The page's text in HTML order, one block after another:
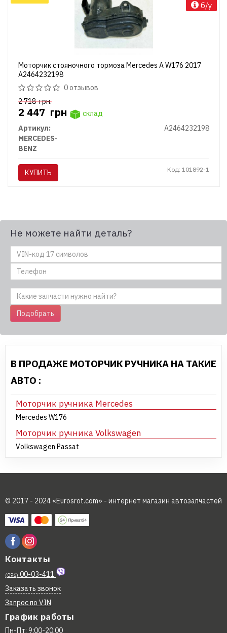
Моторчик стояночного тормоза Mercedes A W176 2017
A2464232198
0 отзывов
2 718грн.
2 447 грн
склад
Артикул:
A2464232198
MERCEDES-
BENZ
КУПИТЬ Код: 101892-1
б/у
Не можете найти деталь?
Подобрать
В ПРОДАЖЕ МОТОРЧИК РУЧНИКА НА ТАКИЕ
АВТО :
Моторчик ручника Mercedes
Mercedes W176
Моторчик ручника Volkswagen
Volkswagen Passat
© 2017 - 2024 «Eurosrot.com» - интернет магазин автозапчастей
Контакты
(096) 00-03-411
Заказать звонок
Запрос по VIN
График работы
Пн-Пт: 9:00-20:00